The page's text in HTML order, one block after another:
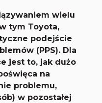
wielu
tym Toyota,
podejście
(PPS). Dla
jest to, jak dużo
na
problemu,
w pozostałej